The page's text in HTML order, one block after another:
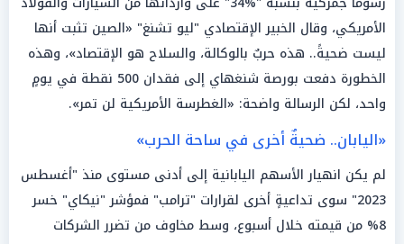
الأمريكي، وقال الخبير الإقتصادي "ليو تشنغ" «الصين تثبت أنها
ليست ضحيةً.. هذه حربٌ بالوكالة، والسلاح هو الإقتصاد»، وهذه
الخطورة دفعت بورصة شنغهاي إلى فقدان 500 نقطة في يومٍ
واحد، لكن الرسالة واضحة: «الغطرسة الأمريكية لن تمر».
«اليابان.. ضحيةٌ أخرى في ساحة الحرب»
لم يكن انهيار الأسهم اليابانية إلى أدنى مستوى منذ "أغسطس
2023" سوى تداعيةٍ أخرى لقرارات "ترامب" فمؤشر "نيكاي" خسر
8% من قيمته خلال أسبوع، وسط مخاوف من تضرر الشركات